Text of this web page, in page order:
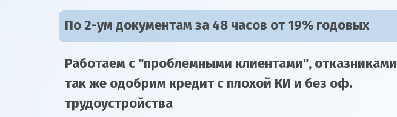
По 2-ум документам за 48 часов от 19% годовых
Работаем с "проблемными клиентами", отказниками
так же одобрим кредит с плохой КИ и без оф.
трудоустройства